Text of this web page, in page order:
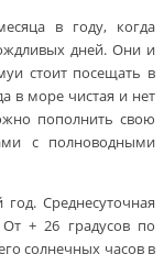
в году, когда
дней. Они и
стоит посещать в
в море чистая и нет
пополнить свою
с полноводными
Среднесуточная
+ 26 градусов по
солнечных часов в